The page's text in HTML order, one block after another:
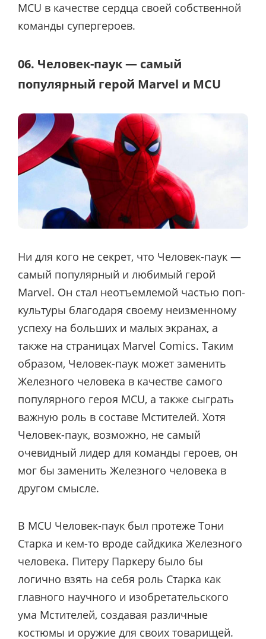
MCU в качестве сердца своей собственной
команды супергероев.
06. Человек-паук — самый
популярный герой Marvel и MCU
Ни для кого не секрет, что Человек-паук —
самый популярный и любимый герой
Marvel. Он стал неотъемлемой частью поп-
культуры благодаря своему неизменному
успеху на больших и малых экранах, а
также на страницах Marvel Comics. Таким
образом, Человек-паук может заменить
Железного человека в качестве самого
популярного героя MCU, а также сыграть
важную роль в составе Мстителей. Хотя
Человек-паук, возможно, не самый
очевидный лидер для команды героев, он
мог бы заменить Железного человека в
другом смысле.
В MCU Человек-паук был протеже Тони
Старка и кем-то вроде сайдкика Железного
человека. Питеру Паркеру было бы
логично взять на себя роль Старка как
главного научного и изобретательского
ума Мстителей, создавая различные
костюмы и оружие для своих товарищей.